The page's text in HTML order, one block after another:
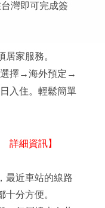
灣即可完成簽
家服務。
擇→海外預定→
入住。輕鬆簡單
詳細資訊】
最近車站的線路
分方便。